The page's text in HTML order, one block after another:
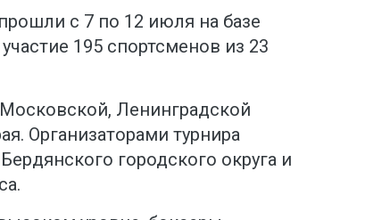
с 7 по 12 июля на базе
195 спортсменов из 23
Ленинградской
Организаторами турнира
городского округа и